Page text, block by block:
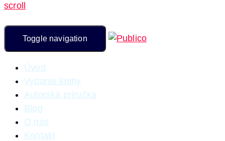
scroll
Toggle navigation
Úvod
Vydanie knihy
Autorská príručka
Blog
O nás
Kontakt